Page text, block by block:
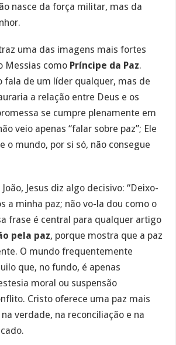
nasce da força militar, mas da
uma das imagens mais fortes
Messias como Príncipe da Paz.
fala de um líder qualquer, mas de
a relação entre Deus e os
se cumpre plenamente em
veio apenas “falar sobre paz”; Ele
o mundo, por si só, não consegue
João, Jesus diz algo decisivo: “Deixo-
a minha paz; não vo-la dou como o
frase é central para qualquer artigo
pela paz, porque mostra que a paz
O mundo frequentemente
que, no fundo, é apenas
moral ou suspensão
Cristo oferece uma paz mais
verdade, na reconciliação e na